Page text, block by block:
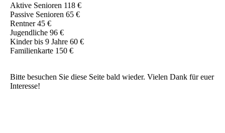
Aktive Senioren 118 €
Passive Senioren 65 €
Rentner 45 €
Jugendliche 96 €
Kinder bis 9 Jahre 60 €
Familienkarte 150 €
Bitte besuchen Sie diese Seite bald wieder. Vielen Dank für euer
Interesse!